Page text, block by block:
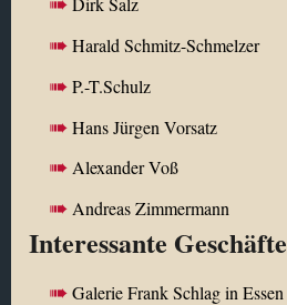
Harald Schmitz-Schmelzer
P.-T.Schulz
Hans Jürgen Vorsatz
Alexander Voß
Andreas Zimmermann
Interessante Geschäfte
Galerie Frank Schlag in Essen